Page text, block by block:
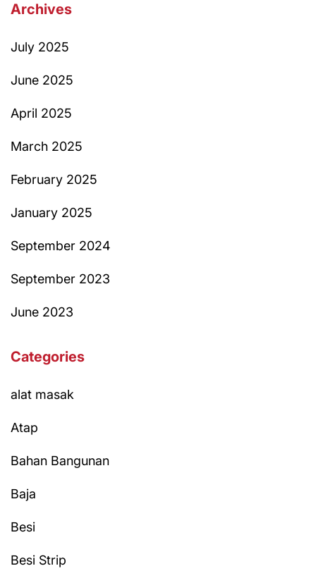
Archives
July 2025
June 2025
April 2025
March 2025
February 2025
January 2025
September 2024
September 2023
June 2023
Categories
alat masak
Atap
Bahan Bangunan
Baja
Besi
Besi Strip